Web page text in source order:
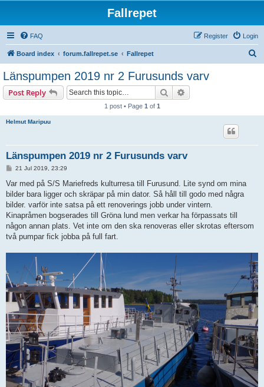
Fallrepet
FAQ Login
Register
Board index forum.fallrepet.se Fallrepet
Länspumpen 2019 nr 2 Furusunds varv
Post Reply Search
1 post • Page 1 of 1
Helmut Maripuu
Länspumpen 2019 nr 2 Furusunds varv
P
s
21 Jul 2019, 23:29
Var med på S/S Mariefreds kulturresa till Furusund. Lite synd om mina
bilder bara ligger och skräpar på min dator. Så håll till godo med några
bilder. varför inte satsa på ett renoverings jobb under vintern.
Kinapråmen bogserades till Gröna lund men verkar ha förpassats till
någon annan plats. Vet inte om den ska renoveras eller skrotas eftersom
två pumpar fick jobba på full fart.